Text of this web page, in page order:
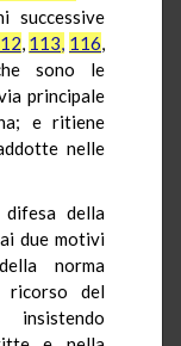
successive
, 113, 116,
sono le
principale
e ritiene
nelle
della
due motivi
norma
ricorso del